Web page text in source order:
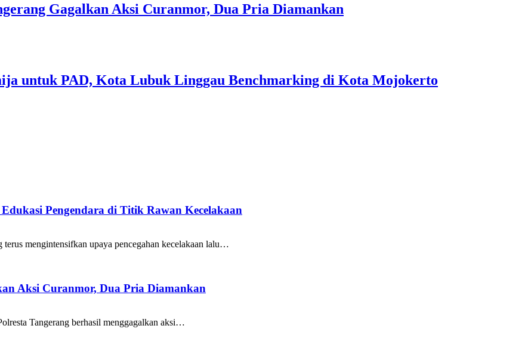
Gagalkan Aksi Curanmor, Dua Pria Diamankan
untuk PAD, Kota Lubuk Linggau Benchmarking di Kota Mojokerto
Pengendara di Titik Rawan Kecelakaan
terus mengintensifkan upaya pencegahan kecelakaan lalu…
Aksi Curanmor, Dua Pria Diamankan
Tangerang berhasil menggagalkan aksi…